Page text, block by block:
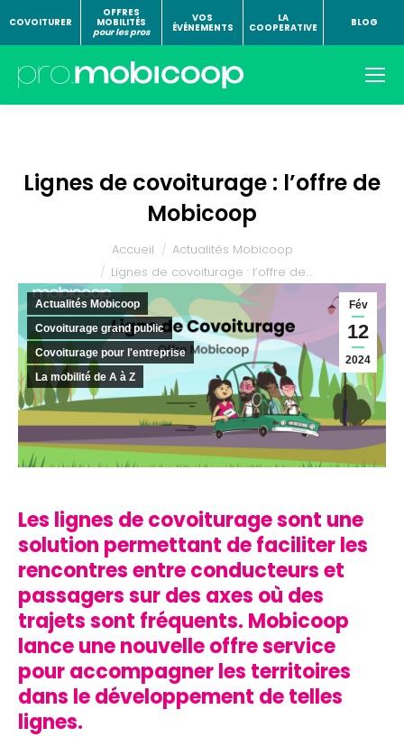
COVOITURER
OFFRES
MOBILITÉS
pour les pros
VOS
ÉVÉNEMENTS
LA
COOPERATIVE
BLOG
Lignes de covoiturage : l’offre de
Mobicoop
Accueil
Actualités Mobicoop
Lignes de covoiturage : l’offre de…
Fév
12
2024
Actualités Mobicoop
Covoiturage grand public
Covoiturage pour l'entreprise
La mobilité de A à Z
Les lignes de covoituragesont une
solution permettant de faciliter les
rencontres entre conducteurs et
passagers sur des axes où des
trajetssont fréquents. Mobicoop
lance une nouvelle offre service
pour accompagner les territoires
dans le développement de telles
lignes.